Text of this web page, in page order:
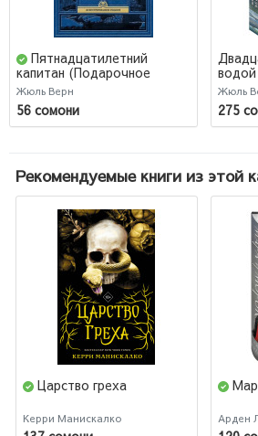
Пятнадцатилетний
капитан (Подарочное
издание)
Жюль Верн
56 сомони
водой
Жюль
275
Рекомендуемые книги из этой
Царство греха
Керри Манискалко Арден